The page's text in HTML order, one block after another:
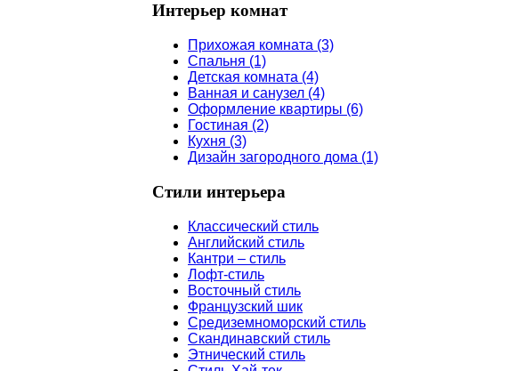
Интерьер комнат
Прихожая комната (3)
Спальня (1)
Детская комната (4)
Ванная и санузел (4)
Оформление квартиры (6)
Гостиная (2)
Кухня (3)
Дизайн загородного дома (1)
Стили интерьера
Классический стиль
Английский стиль
Кантри – стиль
Лофт-стиль
Восточный стиль
Французский шик
Средиземноморский стиль
Скандинавский стиль
Этнический стиль